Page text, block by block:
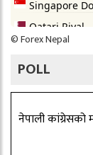
©Forex Nepal
POLL
नेपाली